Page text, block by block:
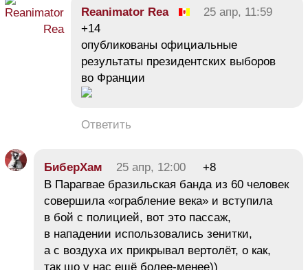
Reanimator Rea
25 апр, 11:59
+14
опубликованы официальные
результаты президентских выборов
во Франции
Ответить
БиберХам 25 апр, 12:00
+8
В Парагвае бразильская банда из 60 человек
совершила «ограбление века» и вступила
в бой с полицией, вот это пассаж,
в нападении использовались зенитки,
а с воздуха их прикрывал вертолёт, о как,
так шо у нас ещё более-менее))